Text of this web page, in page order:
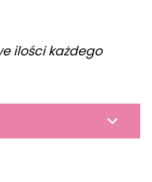
ilości każdego